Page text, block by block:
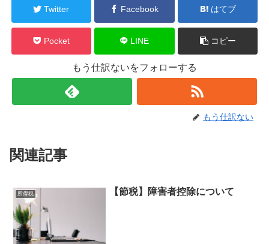
Twitter Facebook はてブ
Pocket LINE コピー
もう仕訳ないをフォローする
もう仕訳ない
関連記事
所得税 【節税】障害者控除について